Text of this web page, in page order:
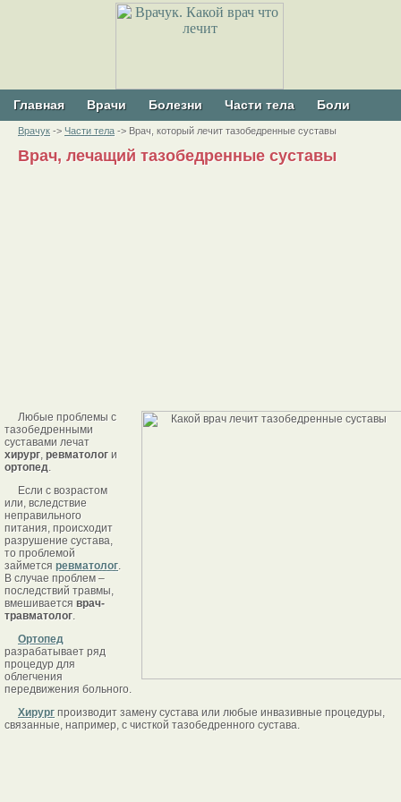
Главная Врачи Болезни Части тела Боли
Врачук -> Части тела -> Врач, который лечит тазобедренные суставы
Врач, лечащий тазобедренные суставы
Любые проблемы с
тазобедренными
суставами лечат
хирург, ревматолог и
ортопед.
Если с возрастом
или, вследствие
неправильного
питания, происходит
разрушение сустава,
то проблемой
займется ревматолог.
В случае проблем –
последствий травмы,
вмешивается врач-
травматолог.
Ортопед
разрабатывает ряд
процедур для
облегчения
передвижения больного.
Хирург производит замену сустава или любые инвазивные процедуры,
связанные, например, с чисткой тазобедренного сустава.